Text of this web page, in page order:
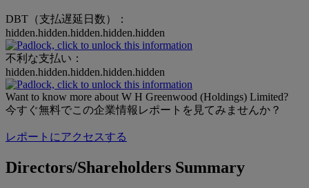
DBT（支払遅延日数）：
hidden.hidden.hidden.hidden.hidden
不利な支払い：
hidden.hidden.hidden.hidden.hidden
Want to know more about W H Greenwood (Holdings) Limited?
今すぐ無料でこの企業情報レポートを見てみませんか？
レポートにアクセスする
Directors/Shareholders Summary